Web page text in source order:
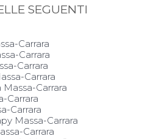
SEGUENTI
Carrara
Carrara
Carrara
Carrara
Carrara
Carrara
Carrara
Massa-Carrara
Carrara